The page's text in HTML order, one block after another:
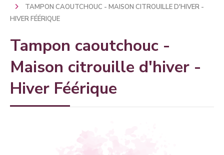
TAMPON CAOUTCHOUC - MAISON CITROUILLE D'HIVER -
HIVER FÉÉRIQUE
Tampon caoutchouc -
Maison citrouille d'hiver -
Hiver Féérique